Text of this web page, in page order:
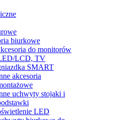
biurkowe
do monitorów
LCD, TV
SMART
akcesoria
uchwyty stojaki i
LED